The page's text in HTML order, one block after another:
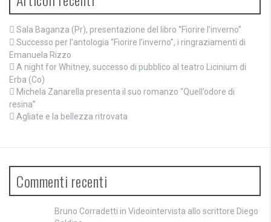
Sala Baganza (Pr), presentazione del libro “Fiorire l’inverno”
Successo per l’antologia “Fiorire l’inverno”, i ringraziamenti di
Emanuela Rizzo
A night for Whitney, successo di pubblico al teatro Licinium di
Erba (Co)
Michela Zanarella presenta il suo romanzo “Quell’odore di
resina”
Agliate e la bellezza ritrovata
Commenti recenti
Bruno Corradetti in Videointervista allo scrittore Diego